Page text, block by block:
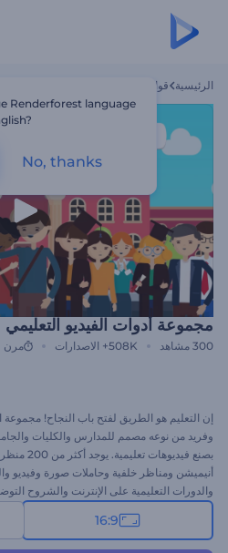
الرئيسية قوالب
مجموعة أدوات الفيديو التعليمي
300 مشاهد 508K+ الاصدارات مرن
إن التعليم هو الطريق لفتح باب النجاح!
وفريد من نوعه مصمم للمدارس والكليات
بصنع
أنيميشن ومناظر خلفية وحاملات صورة وفيديو
والدورات التعليمية على الإنترنت والشروح
الدروس والكثير. غير طريقتك في التعليم الآن!
16:9
Renderforest language
No, thanks